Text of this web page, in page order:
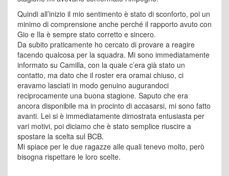
Quindi all’inizio il mio sentimento è stato di sconforto, poi un
minimo di comprensione anche perché il rapporto avuto con
Gio e Ila è sempre stato corretto e sincero.
Da subito praticamente ho cercato di provare a reagire
facendo qualcosa per la squadra. Mi sono immediatamente
informato su Camilla, con la quale c’era già stato un
contatto, ma dato che il roster era oramai chiuso, ci
eravamo lasciati in modo genuino augurandoci
reciprocamente una buona stagione. Saputo che era
ancora disponibile ma in procinto di accasarsi, mi sono fatto
avanti. Lei si è immediatamente dimostrata entusiasta per
vari motivi, poi diciamo che è stato semplice riuscire a
spostare la scelta sul BCB.
Mi spiace per le due ragazze alle quali tenevo molto, però
bisogna rispettare le loro scelte.